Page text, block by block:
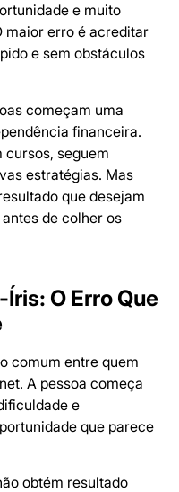
e muito
maior erro é acreditar
e sem obstáculos
começam uma
financeira.
cursos, seguem
estratégias. Mas
que desejam
de colher os
O Erro Que
comum entre quem
A pessoa começa
e
que parece
obtém resultado